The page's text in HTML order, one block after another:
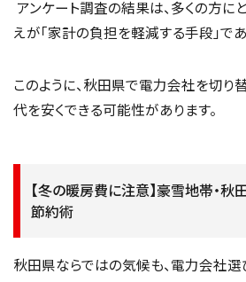
アンケート調査の結果は、多くの方に
えが「家計の負担を軽減する手段」で
このように、秋田県で電力会社を切り
代を安くできる可能性があります。
【冬の暖房費に注意】豪雪地帯・
節約術
秋田県ならではの気候も、電力会社選